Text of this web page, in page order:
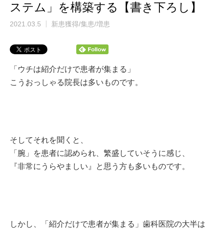
ステム」を構築する【書き下ろし】
2021.03.5 新患獲得/集患/増患
「ウチは紹介だけで患者が集まる」
こうおっしゃる 院長は多いものです。
そしてそれを聞くと、
「腕」を患者に認められ、 繁盛していそうに感じ、
『非常にうらやましい』と思う方も多いものです。
しかし、「紹介だけで患者が集まる」 歯科医院の大半は